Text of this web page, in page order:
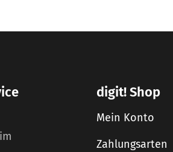
digit! Shop
Mein Konto
Zahlungsarten